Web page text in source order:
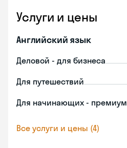
Услуги и цены
Английский язык
Деловой - для бизнеса
Для путешествий
Для начинающих - премиум
Все услуги и цены (4)